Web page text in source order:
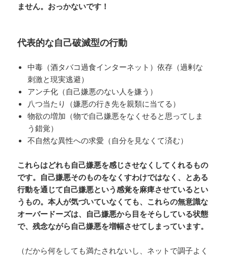
ません。おっかないです！
代表的な自己破滅型の行動
中毒（酒タバコ過食インターネット）依存（過剰な
刺激と現実逃避）
アンチ化（自己嫌悪のない人を嫌う）
八つ当たり（嫌悪の行き先を親類に当てる）
物欲の増加（物で自己嫌悪をなくせると思ってしま
う錯覚）
不自然な異性への求愛（自分を見なくて済む）
これらはどれも自己嫌悪を感じさせなくしてくれるもの
です。自己嫌悪そのものをなくすわけではなく、とある
行動を通じて自己嫌悪という感覚を麻痺させているとい
うもの。本人が気づいていなくても、これらの無意識な
オーバードーズは、自己嫌悪から目をそらしている状態
で、残念ながら自己嫌悪を増幅させてしまっています。
（だから何をしても満たされないし、ネットで調子よく